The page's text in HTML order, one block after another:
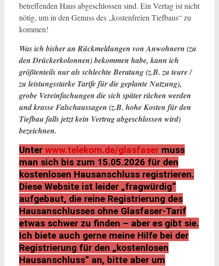
betreffenden Haus abgeschlossen sind. Ein Vertag ist nicht
nötig, um in den Genuss des „kostenfreien Tiefbaus“ zu
kommen!
Was ich bisher an Rückmeldungen von Anwohnern (zu
den Drückerkolonnen) bekommen habe, kann ich
größtenteils nur als schlechte Beratung (z.B. zu teure /
zu leistungsstarke Tarife für die geplante Nutzung),
grobe Vereinfachungen die sich später rächen werden
und krasse Falschaussagen (z.B. hohe Kosten für den
Tiefbau falls jetzt kein Vertrag abgeschlossen wird)
bezeichnen.
Unter www.telekom.de/glasfasermuss
man sich bis zum 15.05.2026 für den
kostenlosen Hausanschluss registrieren.
Diese Website ist leider „fragwürdig“
aufgebaut, die reine Registrierung des
Hausanschlusses ohne Glasfaser-Tarif
etwas schwer zu finden – aber es gibt sie.
Ich biete auch gerne meine Hilfe bei der
Registrierung für den „kostenlosen
Hausanschluss“ an, bitte aber um